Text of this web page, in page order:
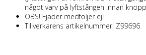
något varv på lyftstången innan
OBS! Fjäder medföljer ej!
Tillverkarens artikelnummer: Z99696